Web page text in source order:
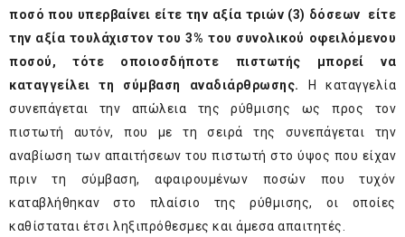
ποσό που υπερβαίνει είτε την αξία τριών (3) δόσεων είτε
την αξία τουλάχιστον του 3% του συνολικού οφειλόμενου
ποσού, τότε οποιοσδήποτε πιστωτής μπορεί να
καταγγείλει τη σύμβαση αναδιάρθρωσης.
Η καταγγελία
συνεπάγεται την απώλεια της ρύθμισης ως προς τον
πιστωτή αυτόν, που με τη σειρά της συνεπάγεται την
αναβίωση των απαιτήσεων του πιστωτή στο ύψος που είχαν
πριν τη σύμβαση, αφαιρουμένων ποσών που τυχόν
καταβλήθηκαν στο πλαίσιο της ρύθμισης, οι οποίες
καθίσταται έτσι ληξιπρόθεσμες και άμεσα απαιτητές.